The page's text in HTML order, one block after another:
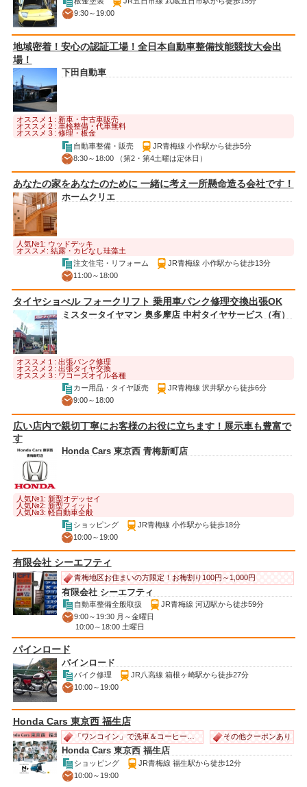
9:30～19:00
地域密着！安心の認証工場！全日本自動車整備技能競技大会出
場！
下田自動車
オススメ１: 新車・中古車販売
オススメ２: 車検整備・代車無料
オススメ３: 修理・板金
自動車整備・販売
JR青梅線 小作駅から徒歩5分
8:30～18:00 （第2・第4土曜は定休日）
あなたの家をあなたのために 一緒に考え一所懸命造る会社です！
ホームクリエ
人気№1: ウッドデッキ
オススメ: 結露・カビなし珪藻土
注文住宅・リフォーム
JR青梅線 小作駅から徒歩13分
11:00～18:00
タイヤショべル フォークリフト 乗用車パンク修理交換出張OK
ミスタータイヤマン 奥多摩店 中村タイヤサービス（有）
オススメ１: 出張パンク修理
オススメ２: 出張タイヤ交換
オススメ３: ワコーズオイル各種
カー用品・タイヤ販売
JR青梅線 沢井駅から徒歩6分
9:00～18:00
広い店内で親切丁寧にお客様のお役に立ちます！展示車も豊富で
す
Honda Cars 東京西 青梅新町店
人気№1: 新型オデッセイ
人気№2: 新型フィット
人気№3: 軽自動車全般
ショッピング
JR青梅線 小作駅から徒歩18分
10:00～19:00
有限会社 シーエフティ
青梅地区お住まいの方限定！お梅割り100円～1,000円
有限会社 シーエフティ
自動車整備全般取扱
JR青梅線 河辺駅から徒歩59分
9:00～19:30 月～金曜日
10:00～18:00 土曜日
パインロード
パインロード
バイク修理
JR八高線 箱根ヶ崎駅から徒歩27分
10:00～19:00
Honda Cars 東京西 福生店
「ワンコイン」で洗車＆コーヒーのサービス♪ その他クーポンあり
Honda Cars 東京西 福生店
ショッピング
JR青梅線 福生駅から徒歩12分
10:00～19:00